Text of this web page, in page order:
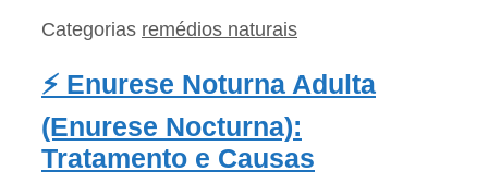
Categorias remédios naturais
⚡ Enurese Noturna Adulta
(Enurese Nocturna):
Tratamento e Causas